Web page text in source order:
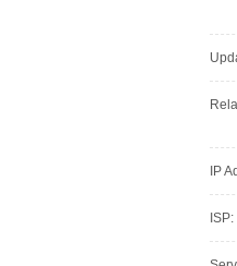
IP
ISP: